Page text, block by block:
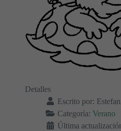
Detalles
Escrito por:
Categoría: Verano
Última